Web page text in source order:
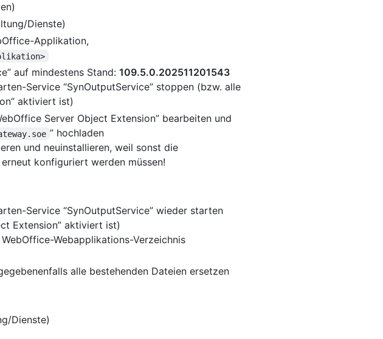
Dienste)
Applikation,
auf mindestens Stand: 109.5.0.202511201543
Service “SynOutputService” stoppen (bzw. alle
aktiviert ist)
Server Object Extension” bearbeiten und
” hochladen
und neuinstallieren, weil sonst die
konfiguriert werden müssen!
Service “SynOutputService” wieder starten
Extension” aktiviert ist)
Webapplikations-Verzeichnis
alle bestehenden Dateien ersetzen
Dienste)